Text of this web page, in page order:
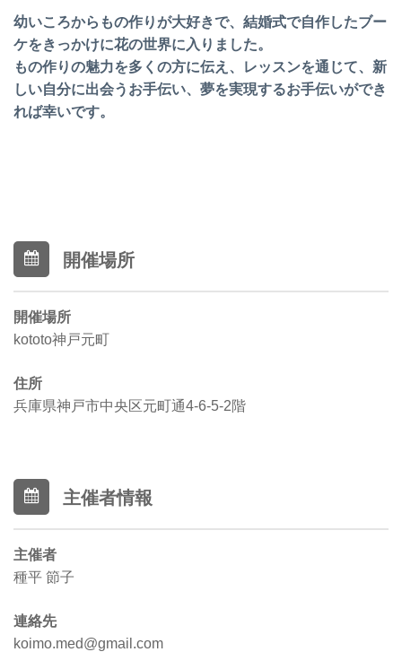
幼いころからもの作りが大好きで、 結婚式で自作したブー
ケをきっかけに花の世界に入りました。
もの作りの魅力を多くの方に伝え、レッスンを通じて、 新
しい自分に出会うお手伝い、 夢を実現するお手伝いができ
れば幸いです。
開催場所
開催場所
kototo神戸元町
住所
兵庫県神戸市中央区元町通4-6-5-2階
主催者情報
主催者
種平 節子
連絡先
koimo.med@gmail.com